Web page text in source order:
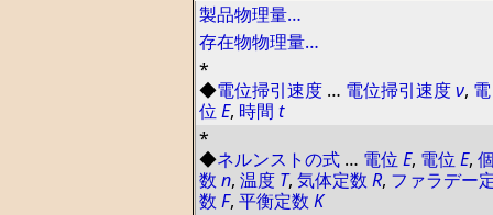
製品物理量…
存在物物理量…
*
◆電位掃引速度 … 電位掃引速度ν, 電
位E, 時間 t
*
◆ネルンストの式 … 電位E, 電位E,
数n, 温度 T, 気体定数R, ファラデー
数F, 平衡定数K